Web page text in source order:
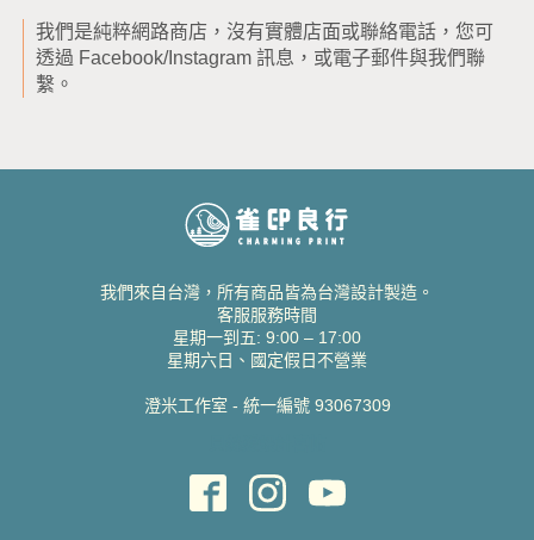
我們是純粹網路商店，沒有實體店面或聯絡電話，您可
透過 Facebook/Instagram 訊息，或電子郵件與我們聯
繫。
我們來自台灣，所有商品皆為台灣設計製造。
客服服務時間
星期一到五: 9:00 – 17:00
星期六日、國定假日不營業
澄米工作室 - 統一編號 93067309